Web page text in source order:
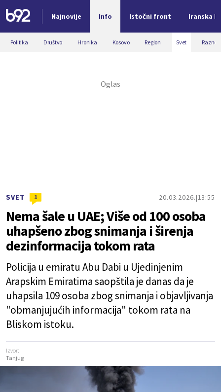
Najnovije Info Istočni front Iranska
Nova vest
Politika Društvo Hronika Kosovo Region Svet Razno
SVET 1 20.03.2026. 13:55
Nema šale u UAE; Više od 100 osoba
uhapšeno zbog snimanja i širenja
dezinformacija tokom rata
Policija u emiratu Abu Dabi u Ujedinjenim
Arapskim Emiratima saopštila je danas da je
uhapsila 109 osoba zbog snimanja i objavljivanja
"obmanjujućih informacija" tokom rata na
Bliskom istoku.
Izvor:
Tanjug